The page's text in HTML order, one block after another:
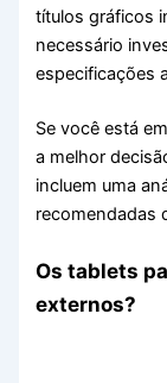
títulos gráficos
necessário
especificações
Se você está
a melhor
incluem uma
recomendadas
Os tablets
externos?